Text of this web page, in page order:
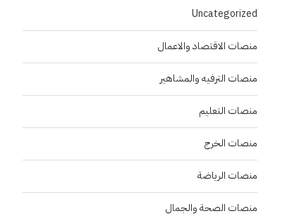
Uncategorized
منصات الاقتصاد والاعمال
منصات الترفيه والمشاهير
منصات التعليم
منصات الخرج
منصات الرياضة
منصات الصحة والجمال